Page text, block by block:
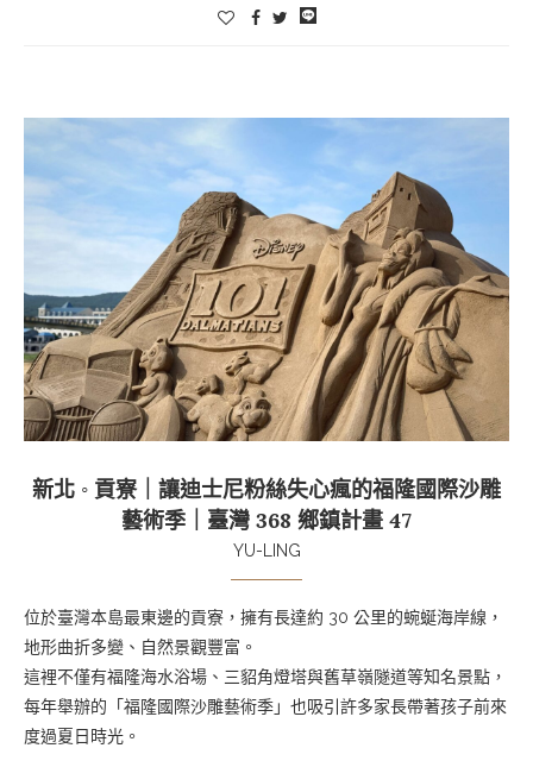
新北 ◦ 貢寮｜讓迪士尼粉絲失心瘋的福隆國際沙雕
藝術季｜臺灣 368 鄉鎮計畫 47
YU-LING
位於臺灣本島最東邊的貢寮，擁有長達約 30 公里的蜿蜒海岸線，
地形曲折多變、自然景觀豐富。
這裡不僅有福隆海水浴場、三貂角燈塔與舊草嶺隧道等知名景點，
每年舉辦的「福隆國際沙雕藝術季」也吸引許多家長帶著孩子前來
度過夏日時光。